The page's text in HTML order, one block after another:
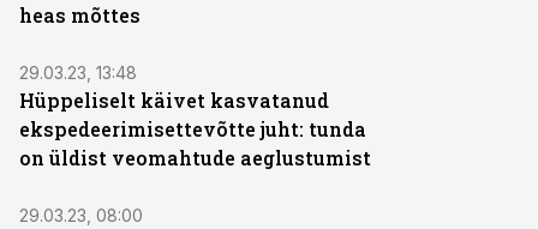
heas mõttes
29.03.23, 13:48
Hüppeliselt käivet kasvatanud
ekspedeerimisettevõtte juht: tunda
on üldist veomahtude aeglustumist
29.03.23, 08:00